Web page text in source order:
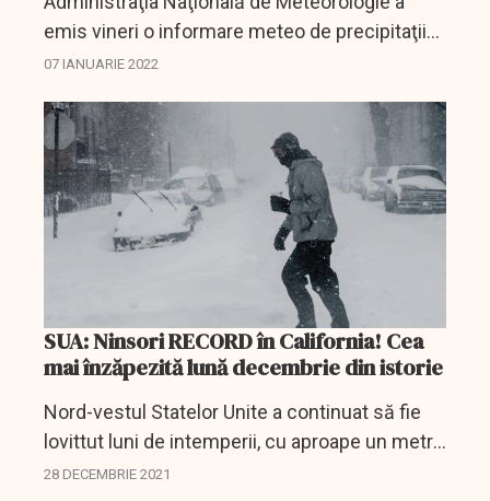
emis vineri o informare meteo de precipitaţii
moderate cantitativ, predominat sub formă de
vestul şi...
07 IANUARIE 2022
SUA: Ninsori RECORD în California! Cea
mai înzăpezită lună decembrie din istorie
Nord-vestul Statelor Unite a continuat să fie
lovittut luni de intemperii, cu aproape un metru
de zăpadă căzută în 24 de ore pe unele vârfuri
28 DECEMBRIE 2021